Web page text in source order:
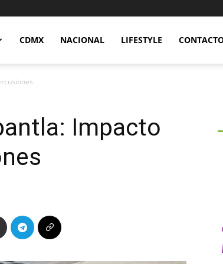
CDMX NACIONAL LIFESTYLE
Impacto